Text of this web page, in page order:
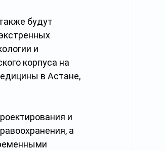
будут
и
корпуса на
в Астане,
и
а